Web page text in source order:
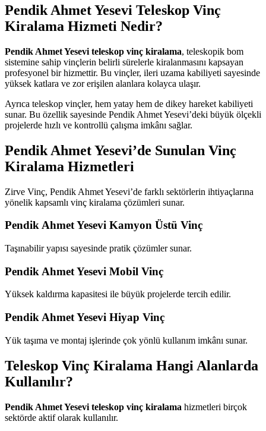
Pendik Ahmet Yesevi Teleskop Vinç
Kiralama Hizmeti Nedir?
Pendik Ahmet Yesevi teleskop vinç kiralama, teleskopik bom
sistemine sahip vinçlerin belirli sürelerle kiralanmasını kapsayan
profesyonel bir hizmettir. Bu vinçler, ileri uzama kabiliyeti sayesinde
yüksek katlara ve zor erişilen alanlara kolayca ulaşır.
Ayrıca teleskop vinçler, hem yatay hem de dikey hareket kabiliyeti
sunar. Bu özellik sayesinde Pendik Ahmet Yesevi’deki büyük ölçekli
projelerde hızlı ve kontrollü çalışma imkânı sağlar.
Pendik Ahmet Yesevi’de Sunulan Vinç
Kiralama Hizmetleri
Zirve Vinç, Pendik Ahmet Yesevi’de farklı sektörlerin ihtiyaçlarına
yönelik kapsamlı vinç kiralama çözümleri sunar.
Pendik Ahmet Yesevi Kamyon Üstü Vinç
Taşınabilir yapısı sayesinde pratik çözümler sunar.
Pendik Ahmet Yesevi Mobil Vinç
Yüksek kaldırma kapasitesi ile büyük projelerde tercih edilir.
Pendik Ahmet Yesevi Hiyap Vinç
Yük taşıma ve montaj işlerinde çok yönlü kullanım imkânı sunar.
Teleskop Vinç Kiralama Hangi Alanlarda
Kullanılır?
Pendik Ahmet Yesevi teleskop vinç kiralama hizmetleri birçok
sektörde aktif olarak kullanılır.